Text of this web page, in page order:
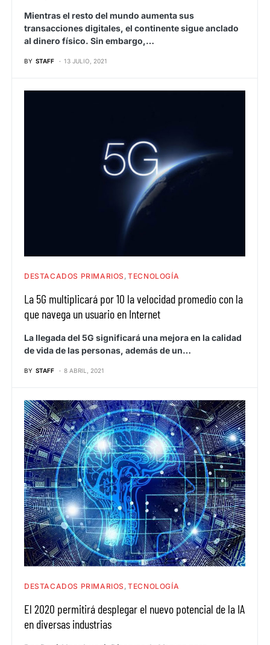
Mientras el resto del mundo aumenta sus
transacciones digitales, el continente sigue anclado
al dinero físico. Sin embargo,…
BY STAFF 13 JULIO, 2021
DESTACADOS PRIMARIOS TECNOLOGÍA
La 5G multiplicará por 10 la velocidad promedio con la
que navega un usuario en Internet
La llegada del 5G significará una mejora en la calidad
de vida de las personas, además de un…
BY STAFF 8 ABRIL, 2021
DESTACADOS PRIMARIOS TECNOLOGÍA
El 2020 permitirá desplegar el nuevo potencial de la IA
en diversas industrias